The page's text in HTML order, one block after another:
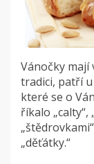
Vánočky mají
tradici, patří
které se o
říkalo „calty“,
„děťátky.“